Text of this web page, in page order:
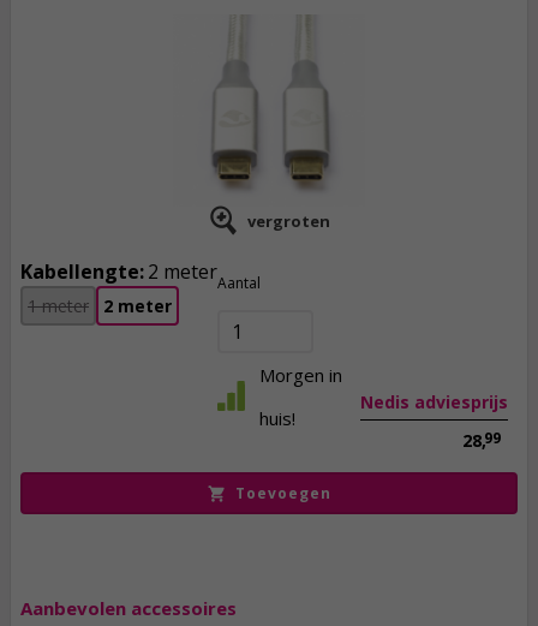
vergroten
Nedis adviesprijs
28,99
Kabellengte:2 meter
1 meter 2 meter
Aantal
Morgen in
huis!
Toevoegen
Aanbevolen accessoires